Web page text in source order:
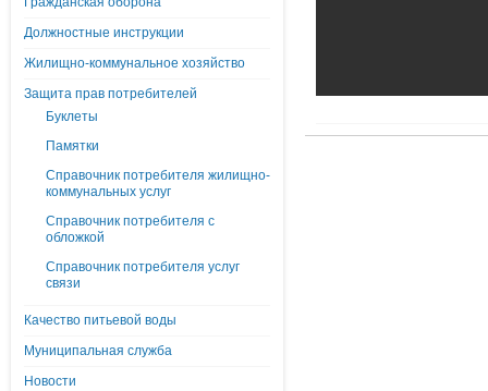
Должностные инструкции
Жилищно-коммунальное хозяйство
Защита прав потребителей
Буклеты
Памятки
Справочник потребителя жилищно-
коммунальных услуг
Справочник потребителя с
обложкой
Справочник потребителя услуг
связи
Качество питьевой воды
Муниципальная служба
Новости